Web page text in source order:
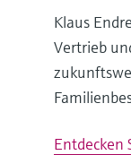
Klaus
Vertrieb
Entdecken